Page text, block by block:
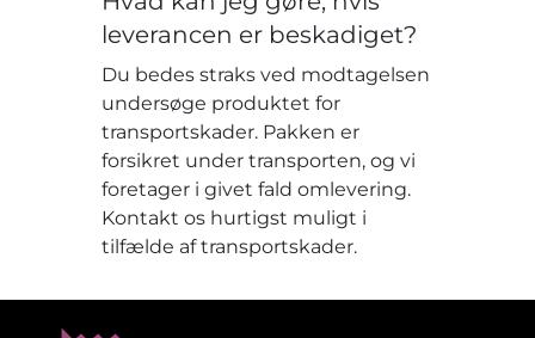
leverancen er beskadiget?
Du bedes straks ved modtagelsen
undersøge produktet for
transportskader. Pakken er
forsikret under transporten, og vi
foretager i givet fald omlevering.
Kontakt os hurtigst muligt i
tilfælde af transportskader.